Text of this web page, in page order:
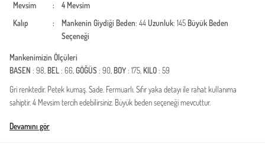
Mevsim
:
4 Mevsim
Kalıp
: Mankenin Giydiği Beden: 44Uzunluk: 145 Büyük Beden
Seçeneği
Mankenimizin Ölçüleri
BASEN : 98, BEL: 66,GÖĞÜS: 90, BOY: 175, KILO: 59
Gri renktedir. Petek kumaş. Sade. Fermuarlı. Sıfır yaka detayı ile rahat kullanıma
sahiptir. 4 Mevsim tercih edebilirsiniz. Büyük beden seçeneği mevcuttur.
Türkiye'de üretilmiştir.
Devamını gör